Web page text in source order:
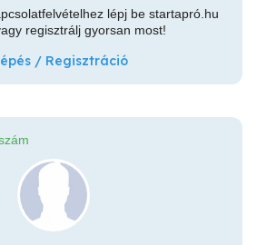
lépj be startapró.hu
regisztrálj gyorsan most!
/ Regisztráció